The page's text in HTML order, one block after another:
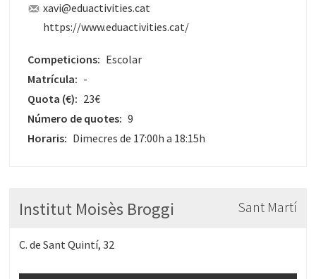
xavi@eduactivities.cat
https://www.eduactivities.cat/
Competicions: Escolar
Matrícula: -
Quota (€): 23€
Número de quotes: 9
Horaris: Dimecres de 17:00h a 18:15h
Institut Moisès Broggi Sant Martí
C. de Sant Quintí, 32